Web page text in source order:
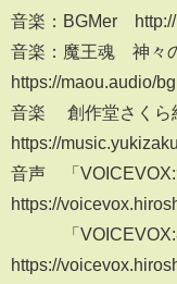
音楽：BGMer http://
音楽：魔王魂 神々
https://maou.audio/
音楽 創作堂さくら
https://
音声 「VOICEVOX:
https://
「VOICEVOX:春
https://